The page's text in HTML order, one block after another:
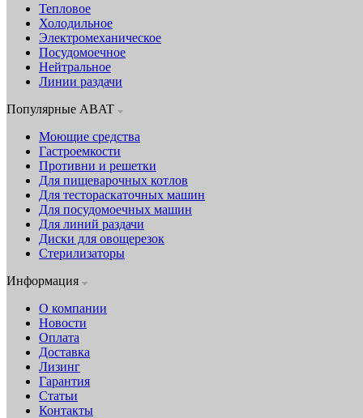
Тепловое
Холодильное
Электромеханическое
Посудомоечное
Нейтральное
Линии раздачи
Популярные ABAT
Моющие средства
Гастроемкости
Противни и решетки
Для пищеварочных котлов
Для тестораскаточных машин
Для посудомоечных машин
Для линий раздачи
Диски для овощерезок
Стерилизаторы
Информация
О компании
Новости
Оплата
Доставка
Лизинг
Гарантия
Статьи
Контакты